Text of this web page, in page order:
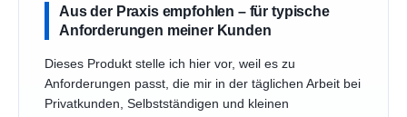
Aus der Praxis empfohlen – für typische
Anforderungen meiner Kunden
Dieses Produkt stelle ich hier vor, weil es zu
Anforderungen passt, die mir in der täglichen Arbeit bei
Privatkunden, Selbstständigen und kleinen